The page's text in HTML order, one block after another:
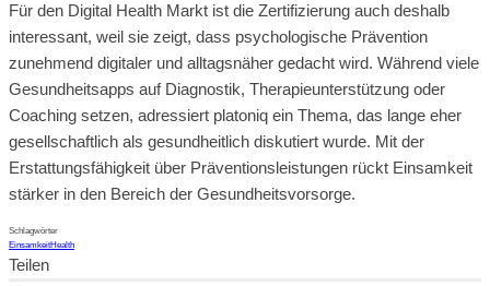
Für den Digital Health Markt ist die Zertifizierung auch deshalb
interessant, weil sie zeigt, dass psychologische Prävention
zunehmend digitaler und alltagsnäher gedacht wird. Während viele
Gesundheitsapps auf Diagnostik, Therapieunterstützung oder
Coaching setzen, adressiert platoniq ein Thema, das lange eher
gesellschaftlich als gesundheitlich diskutiert wurde. Mit der
Erstattungsfähigkeit über Präventionsleistungen rückt Einsamkeit
stärker in den Bereich der Gesundheitsvorsorge.
Schlagwörter
EinsamkeitHealth
Teilen